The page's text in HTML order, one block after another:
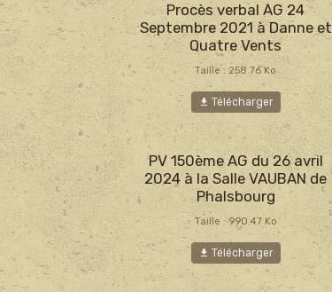
Procès verbal AG 24
Septembre 2021 à Danne et
Quatre Vents
Taille : 258.76 Ko
Télécharger
PV 150ème AG du 26 avril
2024 à la Salle VAUBAN de
Phalsbourg
Taille : 990.47 Ko
Télécharger